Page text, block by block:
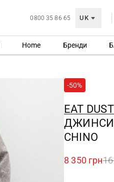
0800 35 86 65 UK
Home Бренди
-50%
EAT
ДЖИНСИ
CHINO
8 350 грн